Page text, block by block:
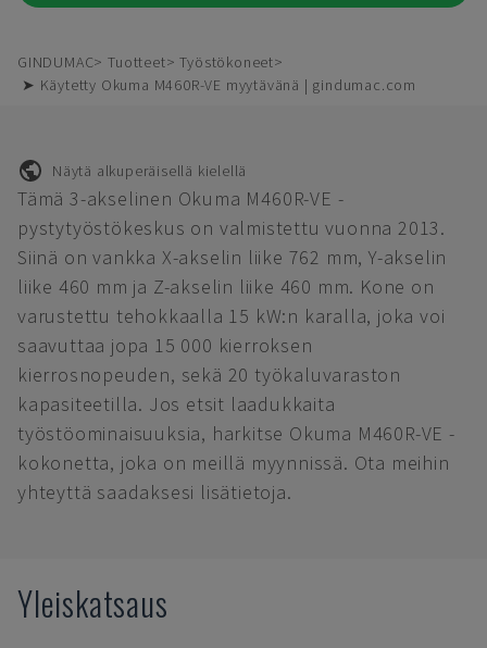
GINDUMAC Tuotteet
Työstökoneet
➤ Käytetty Okuma M460R-VE myytävänä | gindumac.com
Näytä alkuperäisellä kielellä
Tämä 3-akselinen Okuma M460R-VE -
pystytyöstökeskus on valmistettu vuonna 2013.
Siinä on vankka X-akselin liike 762 mm, Y-akselin
liike 460 mm ja Z-akselin liike 460 mm. Kone on
varustettu tehokkaalla 15 kW:n karalla, joka voi
saavuttaa jopa 15 000 kierroksen
kierrosnopeuden, sekä 20 työkaluvaraston
kapasiteetilla. Jos etsit laadukkaita
työstöominaisuuksia, harkitse Okuma M460R-VE -
kokonetta, joka on meillä myynnissä. Ota meihin
yhteyttä saadaksesi lisätietoja.
Yleiskatsaus